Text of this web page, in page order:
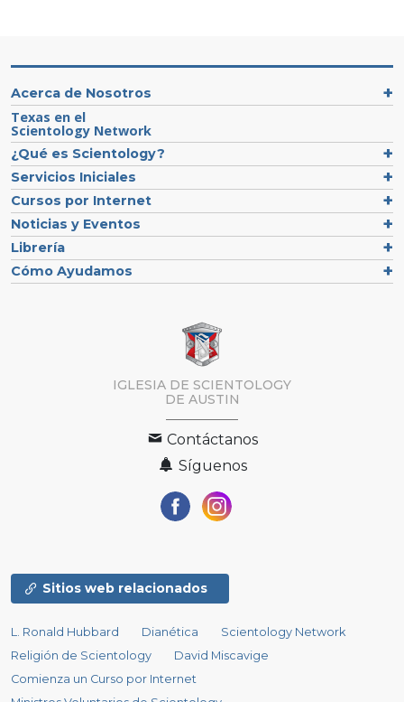
Acerca de Nosotros
Texas en el
Scientology Network
¿Qué es Scientology?
Servicios Iniciales
Cursos por Internet
Noticias y Eventos
Librería
Cómo Ayudamos
IGLESIA DE SCIENTOLOGY
DE AUSTIN
Contáctanos
Síguenos
Sitios web relacionados
L. Ronald Hubbard Dianética
Scientology Network
Religión de Scientology
David Miscavige
Comienza un Curso por Internet